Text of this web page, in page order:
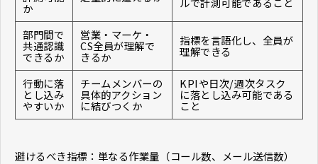
か
部門間で
共通認識
できるか
営業・マーケ・
CS全員が理解で
きるか
指標を言語化し、全員が
理解できる
行動に落
とし込み
やすいか
チームメンバーの
具体的アクション
に結びつくか
KPIや日次/週次タスク
に落とし込み可能である
こと
避けるべき指標：単なる作業量（コール数、メール送信数）